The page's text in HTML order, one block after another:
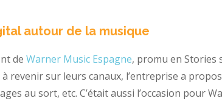
autour de la musique
de Warner Music Espagne, promu en Stories
revenir sur leurs canaux, l’entreprise a
au sort, etc. C’était aussi l’occasion pour